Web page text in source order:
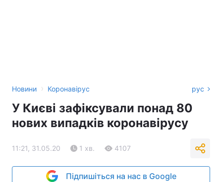
Новини › Коронавірус рус
У Києві зафіксували понад 80
нових випадків коронавірусу
11:21, 31.05.20 1 хв. 4107
Підпишіться на нас в Google